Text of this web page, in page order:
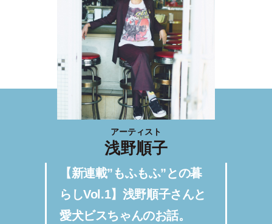
アーティスト
浅野順子
【新連載”もふもふ”との暮
らしVol.1】浅野順子さんと
愛犬ビスちゃんのお話。